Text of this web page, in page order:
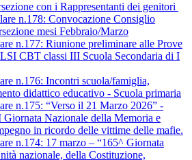
con i Rappresentanti dei genitori
n.178: Convocazione Consiglio
mesi Febbraio/Marzo
n.177: Riunione preliminare alle Prove
CBT classi III Scuola Secondaria di I
n.176: Incontri scuola/famiglia,
didattico educativo - Scuola primaria
n.175: “Verso il 21 Marzo 2026” -
Nazionale della Memoria e
in ricordo delle vittime delle mafie.
n.174: 17 marzo – “165^ Giornata
nazionale, della Costituzione,